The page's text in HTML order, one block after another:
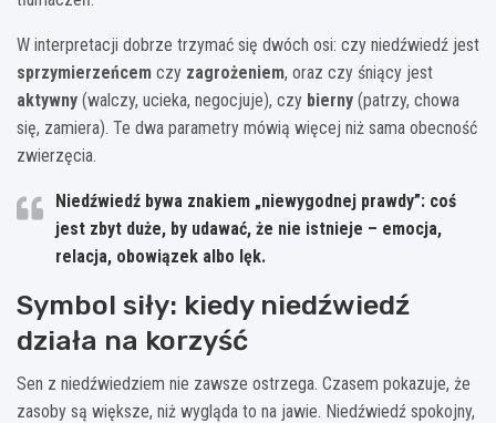
W interpretacji dobrze trzymać się dwóch osi: czy niedźwiedź jest
sprzymierzeńcem czy zagrożeniem, oraz czy śniący jest
aktywny (walczy, ucieka, negocjuje), czy bierny (patrzy, chowa
się, zamiera). Te dwa parametry mówią więcej niż sama obecność
zwierzęcia.
Niedźwiedź bywa znakiem „niewygodnej prawdy”: coś
jest zbyt duże, by udawać, że nie istnieje – emocja,
relacja, obowiązek albo lęk.
Symbol siły: kiedy niedźwiedź
działa na korzyść
Sen z niedźwiedziem nie zawsze ostrzega. Czasem pokazuje, że
zasoby są większe, niż wygląda to na jawie. Niedźwiedź spokojny,